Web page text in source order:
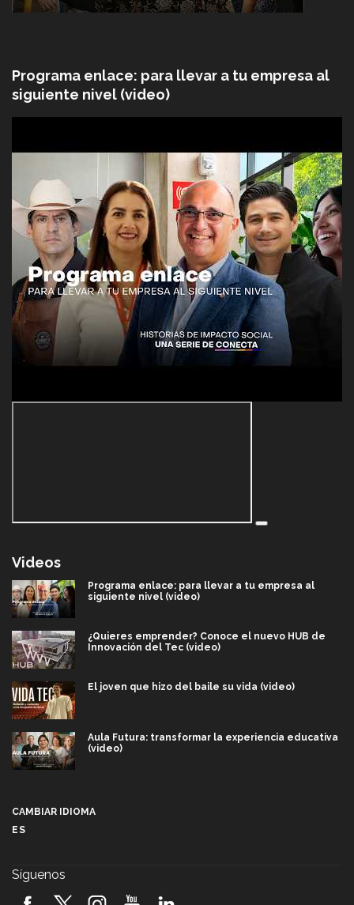
Programa enlace: para llevar a tu empresa al
siguiente nivel (video)
Videos
Programa enlace: para llevar a tu empresa al
siguiente nivel (video)
¿Quieres emprender? Conoce el nuevo HUB de
Innovación del Tec (video)
El joven que hizo del baile su vida (video)
Aula Futura: transformar la experiencia educativa
(video)
2026! (video)
CAMBIAR IDIOMA
ES
Síguenos